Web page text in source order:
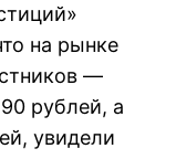
на рынке
—
рублей, а
увидели